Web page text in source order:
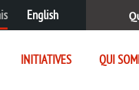
English
INITIATIVES QUI